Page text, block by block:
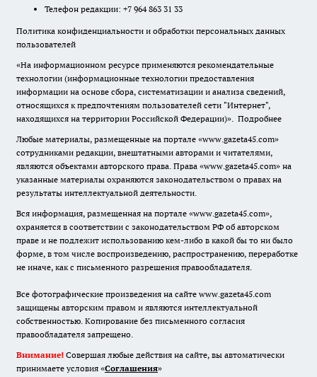
Телефон редакции: +7 964 863 31 33
Политика конфиденциальности и обработки персональных данных
пользователей
«На информационном ресурсе применяются рекомендательные
технологии (информационные технологии предоставления
информации на основе сбора, систематизации и анализа сведений,
относящихся к предпочтениям пользователей сети "Интернет",
находящихся на территории Российской Федерации)». Подробнее
Любые материалы, размещенные на портале «www.gazeta45.com»
сотрудниками редакции, внештатными авторами и читателями,
являются объектами авторского права. Права «www.gazeta45.com» на
указанные материалы охраняются законодательством о правах на
результаты интеллектуальной деятельности.
Вся информация, размещенная на портале «www.gazeta45.com»,
охраняется в соответствии с законодательством РФ об авторском
праве и не подлежит использованию кем-либо в какой бы то ни было
форме, в том числе воспроизведению, распространению, переработке
не иначе, как с письменного разрешения правообладателя.
Все фотографические произведения на сайте www.gazeta45.com
защищены авторским правом и являются интеллектуальной
собственностью. Копирование без письменного согласия
правообладателя запрещено.
Внимание! Совершая любые действия на сайте, вы автоматически
принимаете условия «Cоглашения»